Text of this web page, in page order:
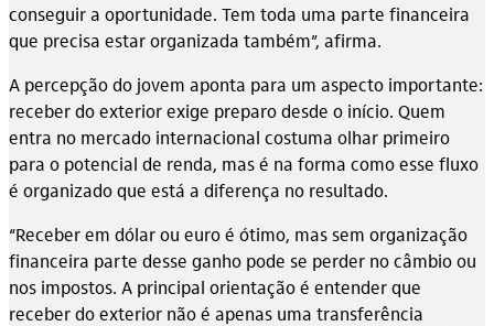
conseguir a oportunidade. Tem toda uma parte financeira
que precisa estar organizada também”, afirma.
A percepção do jovem aponta para um aspecto importante:
receber do exterior exige preparo desde o início. Quem
entra no mercado internacional costuma olhar primeiro
para o potencial de renda, mas é na forma como esse fluxo
é organizado que está a diferença no resultado.
“Receber em dólar ou euro é ótimo, mas sem organização
financeira parte desse ganho pode se perder no câmbio ou
nos impostos. A principal orientação é entender que
receber do exterior não é apenas uma transferência